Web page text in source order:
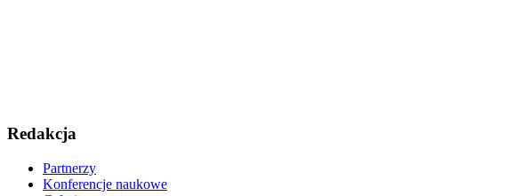
Redakcja
Partnerzy
Konferencje naukowe